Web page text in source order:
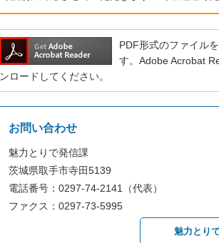
PDF形式のファイル
す。Adobe Acrobat
ンロードしてください。
お問い合わせ
魅力とりで発信課
茨城県取手市寺田5139
電話番号：0297-74-2141（代表）
ファクス：0297-73-5995
魅力とり